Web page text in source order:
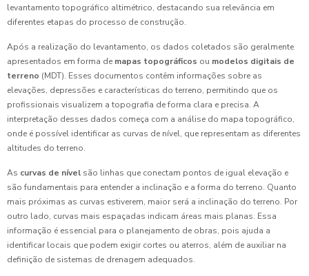
levantamento topográfico altimétrico, destacando sua relevância em
diferentes etapas do processo de construção.
Após a realização do levantamento, os dados coletados são geralmente
apresentados em forma de mapas topográficos ou modelos digitais de
terreno (MDT). Esses documentos contêm informações sobre as
elevações, depressões e características do terreno, permitindo que os
profissionais visualizem a topografia de forma clara e precisa. A
interpretação desses dados começa com a análise do mapa topográfico,
onde é possível identificar as curvas de nível, que representam as diferentes
altitudes do terreno.
As curvas de nível são linhas que conectam pontos de igual elevação e
são fundamentais para entender a inclinação e a forma do terreno. Quanto
mais próximas as curvas estiverem, maior será a inclinação do terreno. Por
outro lado, curvas mais espaçadas indicam áreas mais planas. Essa
informação é essencial para o planejamento de obras, pois ajuda a
identificar locais que podem exigir cortes ou aterros, além de auxiliar na
definição de sistemas de drenagem adequados.